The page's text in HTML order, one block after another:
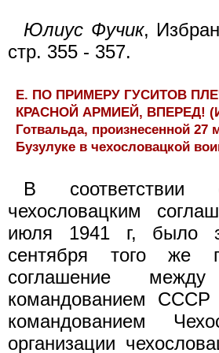
Юлиус Фучик,
стр. 355 - 357.
Е. ПО ПРИМЕРУ ГУСИТОВ
КРАСНОЙ АРМИЕЙ, ВПЕРЕД!
Готвальда, произнесенной 27
Бузулуке в чехословацкой
В соответствии
чехословацким
июля 1941 г, было
сентября того же
соглашение
командованием
командованием
организации